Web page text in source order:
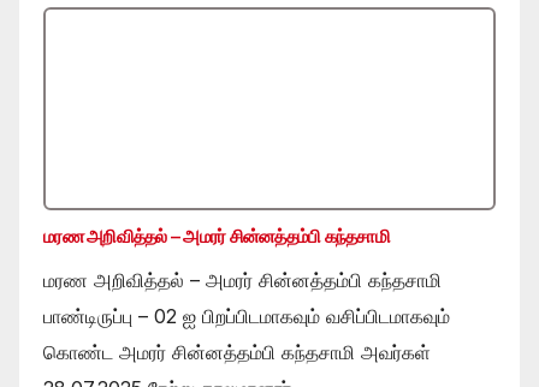
மரண அறிவித்தல் – அமரர் சின்னத்தம்பி கந்தசாமி
மரண அறிவித்தல் – அமரர் சின்னத்தம்பி கந்தசாமி
பாண்டிருப்பு – 02 ஐ பிறப்பிடமாகவும் வசிப்பிடமாகவும்
கொண்ட அமரர் சின்னத்தம்பி கந்தசாமி அவர்கள்